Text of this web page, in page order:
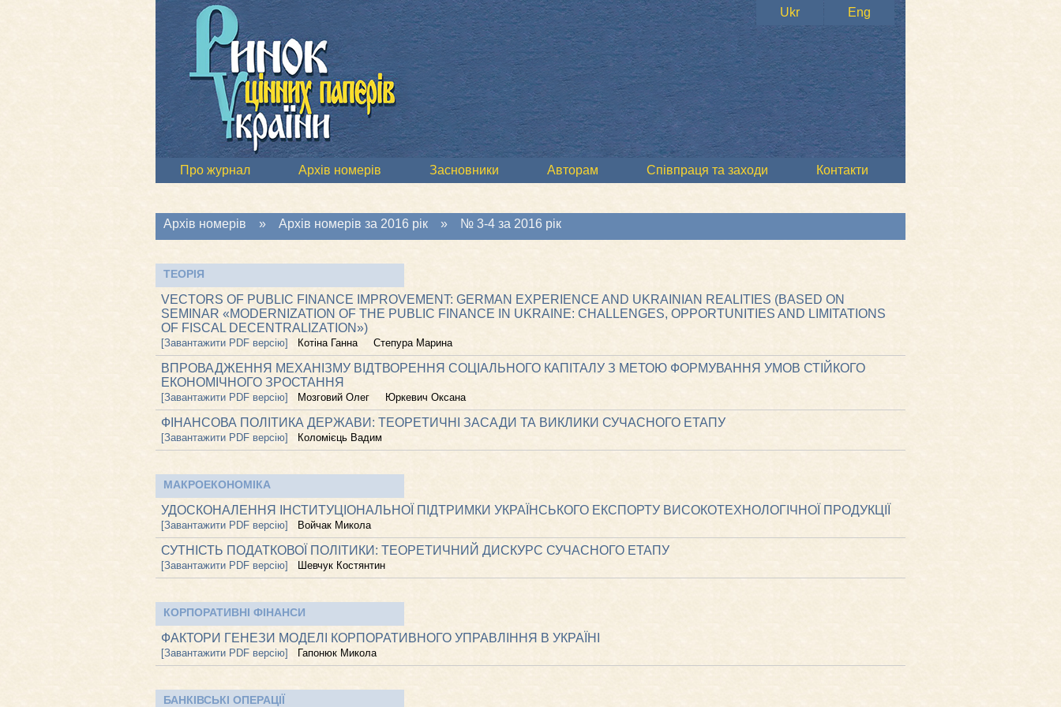
Ukr Eng
Про журнал Архів номерів Засновники Авторам Співпраця та заходи Контакти
Архів номерів » Архів номерів за 2016 рік » № 3-4 за 2016 рік
ТЕОРІЯ
VECTORS OF PUBLIC FINANCE IMPROVEMENT: GERMAN EXPERIENCE AND UKRAINIAN REALITIES (BASED ON
SEMINAR «MODERNIZATION OF THE PUBLIC FINANCE IN UKRAINE: CHALLENGES, OPPORTUNITIES AND LIMITATIONS
OF FISCAL DECENTRALIZATION»)
[Завантажити PDF версію] Котіна Ганна Степура Марина
ВПРОВАДЖЕННЯ МЕХАНІЗМУ ВІДТВОРЕННЯ СОЦІАЛЬНОГО КАПІТАЛУ З МЕТОЮ ФОРМУВАННЯ УМОВ СТІЙКОГО
ЕКОНОМІЧНОГО ЗРОСТАННЯ
[Завантажити PDF версію] Мозговий Олег Юркевич Оксана
ФІНАНСОВА ПОЛІТИКА ДЕРЖАВИ: ТЕОРЕТИЧНІ ЗАСАДИ ТА ВИКЛИКИ СУЧАСНОГО ЕТАПУ
[Завантажити PDF версію] Коломієць Вадим
МАКРОЕКОНОМІКА
УДОСКОНАЛЕННЯ ІНСТИТУЦІОНАЛЬНОЇ ПІДТРИМКИ УКРАЇНСЬКОГО ЕКСПОРТУ ВИСОКОТЕХНОЛОГІЧНОЇ ПРОДУКЦІЇ
[Завантажити PDF версію] Войчак Микола
СУТНІСТЬ ПОДАТКОВОЇ ПОЛІТИКИ: ТЕОРЕТИЧНИЙ ДИСКУРС СУЧАСНОГО ЕТАПУ
[Завантажити PDF версію] Шевчук Костянтин
КОРПОРАТИВНІ ФІНАНСИ
ФАКТОРИ ГЕНЕЗИ МОДЕЛІ КОРПОРАТИВНОГО УПРАВЛІННЯ В УКРАЇНІ
[Завантажити PDF версію] Гапонюк Микола
БАНКІВСЬКІ ОПЕРАЦІЇ